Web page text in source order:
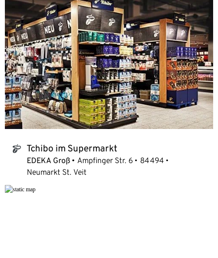
tchibo_logo Tchibo im Supermarkt
EDEKA Groß Ampfinger Str. 6
84494
Neumarkt St. Veit